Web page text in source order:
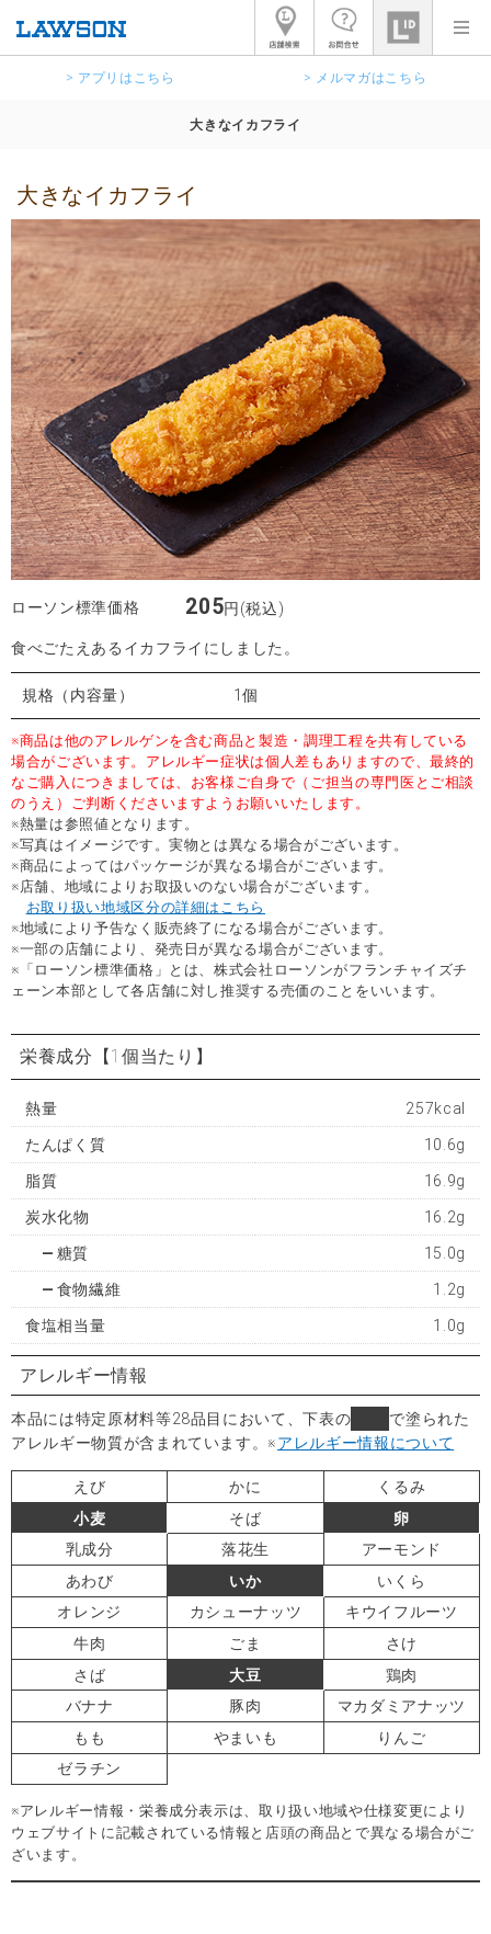
> アプリはこちら > メルマガはこちら
大きなイカフライ
大きなイカフライ
ローソン標準価格 205円(税込)
食べごたえあるイカフライにしました。
規格（内容量） 1個
※商品は他のアレルゲンを含む商品と製造・調理工程を共有している
場合がございます。アレルギー症状は個人差もありますので、最終的
なご購入につきましては、お客様ご自身で（ご担当の専門医とご相談
のうえ）ご判断くださいますようお願いいたします。
※熱量は参照値となります。
※写真はイメージです。実物とは異なる場合がございます。
※商品によってはパッケージが異なる場合がございます。
※店舗、地域によりお取扱いのない場合がございます。
お取り扱い地域区分の詳細はこちら
※地域により予告なく販売終了になる場合がございます。
※一部の店舗により、発売日が異なる場合がございます。
※「ローソン標準価格」とは、株式会社ローソンがフランチャイズチ
ェーン本部として各店舗に対し推奨する売価のことをいいます。
栄養成分 【1個当たり】
熱量 257kcal
たんぱく質 10.6g
脂質 16.9g
炭水化物 16.2g
糖質 15.0g
食物繊維 1.2g
食塩相当量 1.0g
アレルギー情報
本品には特定原材料等28品目において、下表の
で塗られた
アレルギー物質が含まれています。※アレルギー情報について
えび かに
くるみ
小麦
そば
卵
乳成分
落花生
アーモンド
あわび
いか
いくら
オレンジ
カシューナッツ
キウイフルーツ
牛肉
ごま
さけ
さば
大豆
鶏肉
バナナ
豚肉
マカダミアナッツ
もも
やまいも
りんご
ゼラチン
※アレルギー情報・栄養成分表示は、取り扱い地域や仕様変更により
ウェブサイトに記載されている情報と店頭の商品とで異なる場合がご
ざいます。